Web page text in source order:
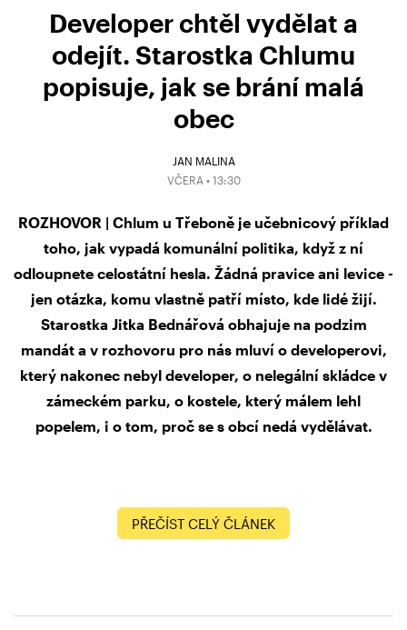
Developer chtěl vydělat a
odejít. Starostka Chlumu
popisuje, jak se brání malá
obec
JAN MALINA
VČERA • 13:30
ROZHOVOR | Chlum u Třeboně je učebnicový příklad
toho, jak vypadá komunální politika, když z ní
odloupnete celostátní hesla. Žádná pravice ani levice -
jen otázka, komu vlastně patří místo, kde lidé žijí.
Starostka Jitka Bednářová obhajuje na podzim
mandát a v rozhovoru pro nás mluví o developerovi,
který nakonec nebyl developer, o nelegální skládce v
zámeckém parku, o kostele, který málem lehl
popelem, i o tom, proč se s obcí nedá vydělávat.
PŘEČÍST CELÝ ČLÁNEK